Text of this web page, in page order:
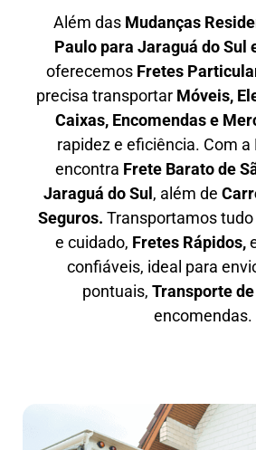
Além das Mudanças
Paulo para Jaraguá do Sul
oferecemos Fretes
precisa transportar Móveis,
Caixas, Encomendas e
rapidez e eficiência. Com a
encontra Frete Baratode
Jaraguá do Sul , além de C
Seguros. Transportamos
e cuidado, Fretes Rápidos,
confiáveis, ideal para
pontuais, Transporte
encomendas.